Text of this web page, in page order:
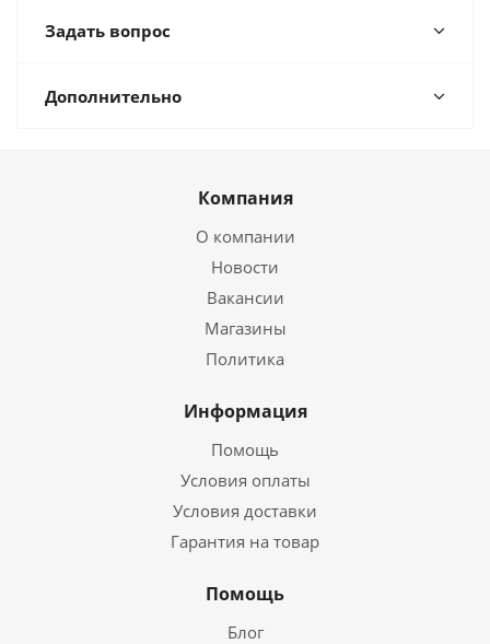
Задать вопрос
Дополнительно
Компания
О компании
Новости
Вакансии
Магазины
Политика
Информация
Помощь
Условия оплаты
Условия доставки
Гарантия на товар
Помощь
Блог